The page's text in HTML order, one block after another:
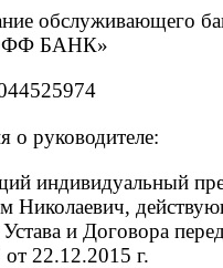
обслуживающего
БАНК»
о руководителе:
индивидуальный
Николаевич,
и Договора
22.12.2015 г.